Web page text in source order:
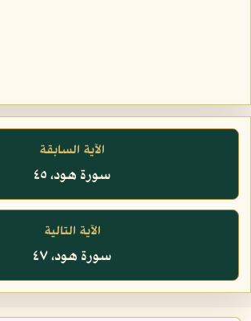
الآية السابقة
سورة هود، ٤٥
الآية التالية
سورة هود، ٤٧